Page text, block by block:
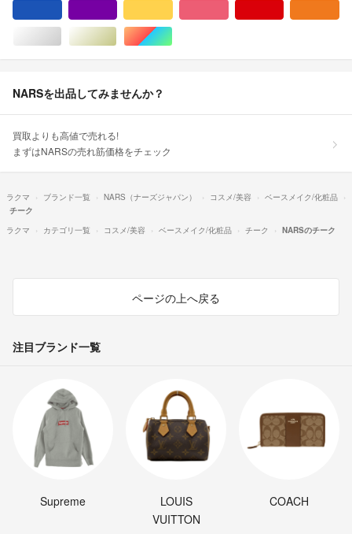
シルバー/銀色系ゴールド/金色系マルチカラー
NARSを出品してみませんか？
買取よりも高値で売れる!
まずはNARSの売れ筋価格をチェック
ラクマ ブランド一覧 NARS（ナーズジャパン） コスメ/美容
ベースメイク/化粧品
チーク
ラクマ
カテゴリ一覧 コスメ/美容 ベースメイク/化粧品 チーク NARSのチーク
ページの上へ戻る
注目ブランド一覧
Supreme
LOUIS
VUITTON
COACH